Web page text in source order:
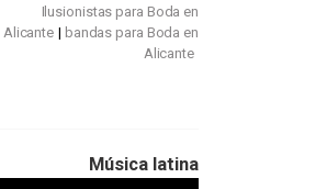
Ilusionistas para Boda en
Alicante
bandas para Boda en
Alicante
Música latina